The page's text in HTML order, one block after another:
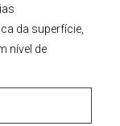
da superfície,
nível de
estéreo super-
de som